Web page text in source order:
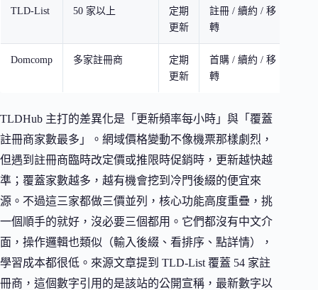
TLD-List 50 家以上
定期
更新
註冊 / 續約 / 移
轉
Domcomp 多家註冊商
定期
更新
首購 / 續約 / 移
轉
TLDHub 主打的差異化是「更新頻率每小時」與「覆蓋
註冊商家數最多」。網域價格變動不像機票那樣劇烈，
但遇到註冊商臨時改定價或推限時促銷時，更新越快越
準；覆蓋家數越多，越有機會挖到冷門後綴的便宜來
源。不過這三家都做三價並列，核心功能高度重疊，挑
一個順手的就好，沒必要三個都用。它們都沒有中文介
面，操作邏輯也類似（輸入後綴、看排序、點詳情），
學習成本都很低。來源文章提到 TLD-List 覆蓋 54 家註
冊商，這個數字引用的是該站的公開宣稱，最新數字以